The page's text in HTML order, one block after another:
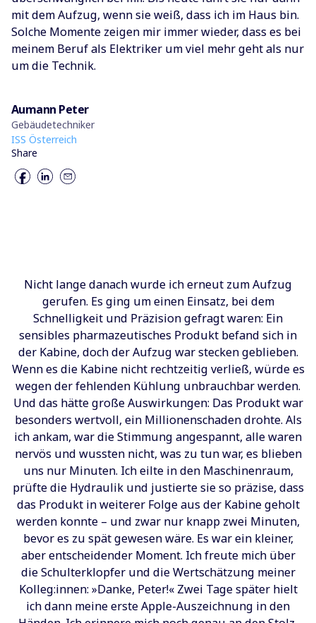
mit dem Aufzug, wenn sie weiß, dass ich im Haus bin.
Solche Momente zeigen mir immer wieder, dass es bei
meinem Beruf als Elektriker um viel mehr geht als nur
um die Technik.
Aumann Peter
Gebäudetechniker
ISS Österreich
Share
Nicht lange danach wurde ich erneut zum Aufzug
gerufen. Es ging um einen Einsatz, bei dem
Schnelligkeit und Präzision gefragt waren: Ein
sensibles pharmazeutisches Produkt befand sich in
der Kabine, doch der Aufzug war stecken geblieben.
Wenn es die Kabine nicht rechtzeitig verließ, würde es
wegen der fehlenden Kühlung unbrauchbar werden.
Und das hätte große Auswirkungen: Das Produkt war
besonders wertvoll, ein Millionenschaden drohte. Als
ich ankam, war die Stimmung angespannt, alle waren
nervös und wussten nicht, was zu tun war, es blieben
uns nur Minuten. Ich eilte in den Maschinenraum,
prüfte die Hydraulik und justierte sie so präzise, dass
das Produkt in weiterer Folge aus der Kabine geholt
werden konnte – und zwar nur knapp zwei Minuten,
bevor es zu spät gewesen wäre. Es war ein kleiner,
aber entscheidender Moment. Ich freute mich über
die Schulterklopfer und die Wertschätzung meiner
Kolleg:innen: »Danke, Peter!« Zwei Tage später hielt
ich dann meine erste Apple-Auszeichnung in den